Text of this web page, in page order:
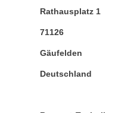
Rathausplatz 1
71126
Gäufelden
Deutschland